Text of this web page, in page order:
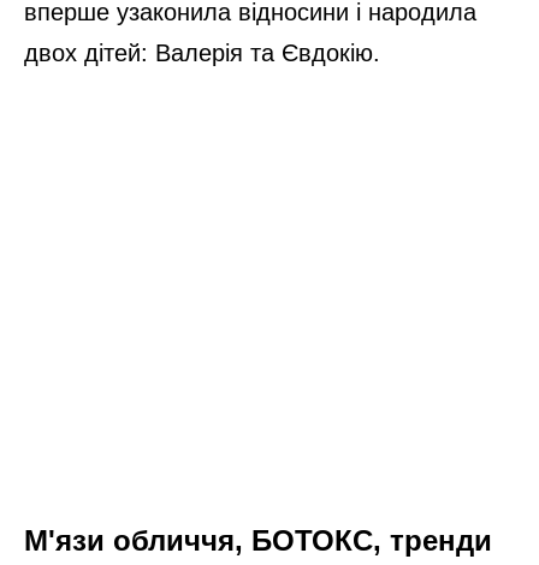
вперше узаконила відносини і народила
двох дітей: Валерія та Євдокію.
М'язи обличчя, БОТОКС, тренди